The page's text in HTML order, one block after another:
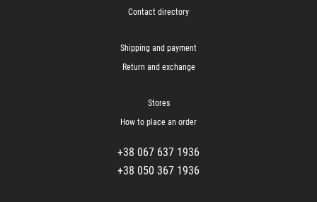
Contact directory
Shipping and payment
Return and exchange
Stores
How to place an order
+38 067 637 1936
+38 050 367 1936